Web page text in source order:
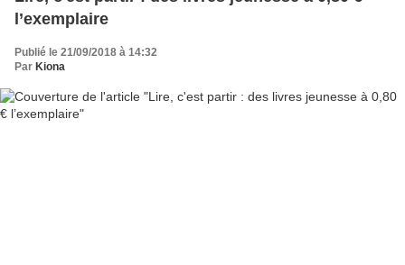
l’exemplaire
Publié le 21/09/2018 à 14:32
Par Kiona